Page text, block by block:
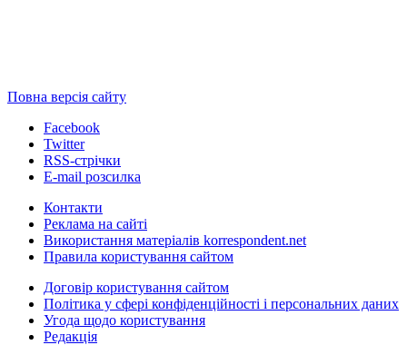
Повна версія сайту
Facebook
Twitter
RSS-стрічки
E-mail розсилка
Контакти
Реклама на сайті
Використання матеріалів korrespondent.net
Правила користування сайтом
Договір користування сайтом
Політика у сфері конфіденційності і персональних даних
Угода щодо користування
Редакція